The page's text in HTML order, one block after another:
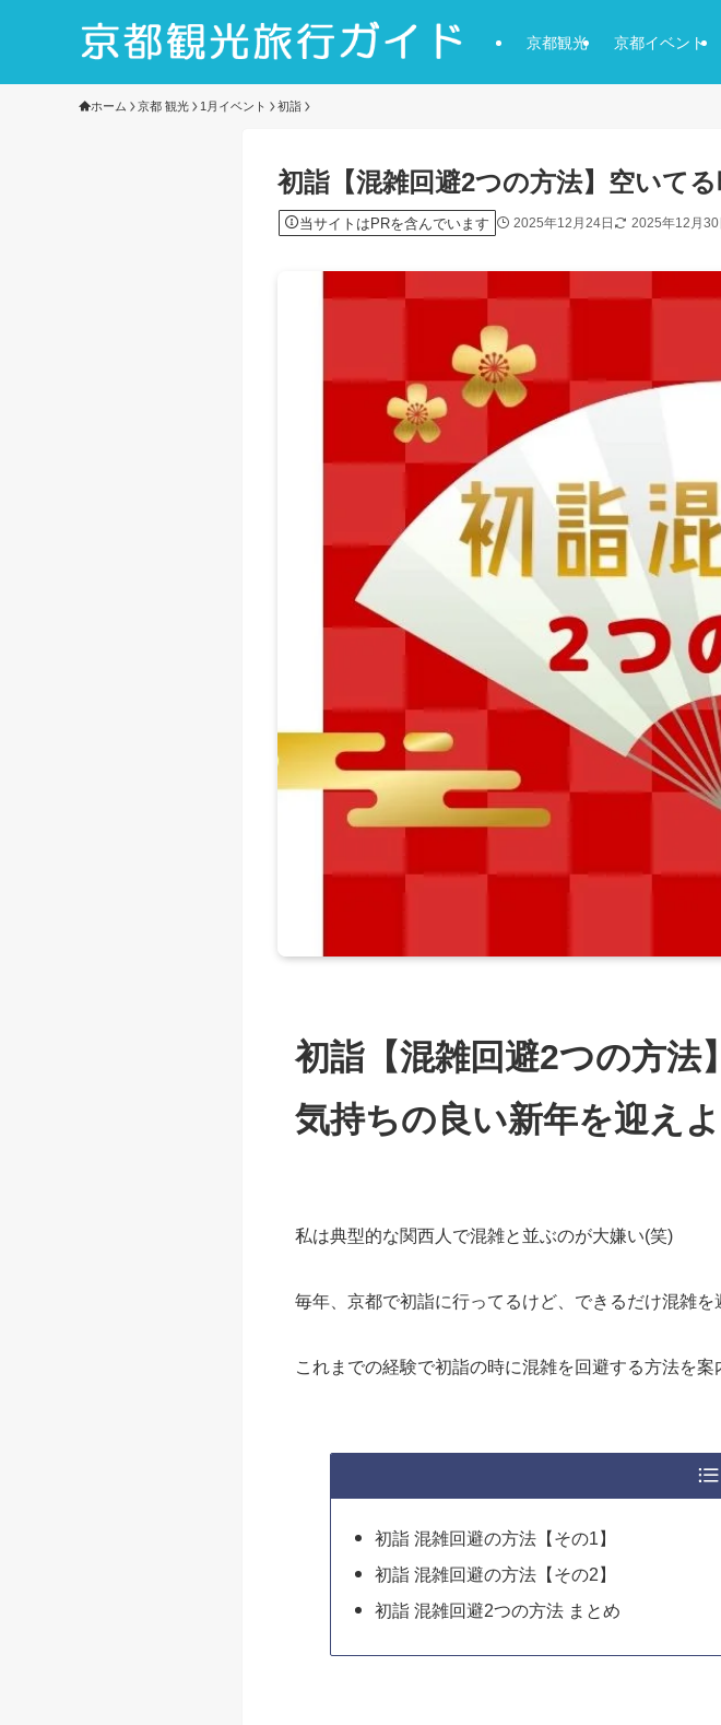
京都観光 京都イベント
ホーム 京都 観光 1月イベント 初詣
初詣【混雑回避2つの方法】空いて
当サイトはPRを含んでいます 2025年12月24日 2025年12月30
初詣【混雑回避2つの方法
気持ちの良い新年を迎え
私は典型的な関西人で混雑と並ぶのが大嫌い(笑)
毎年、京都で初詣に行ってるけど、できるだけ混雑を
これまでの経験で初詣の時に混雑を回避する方法を案